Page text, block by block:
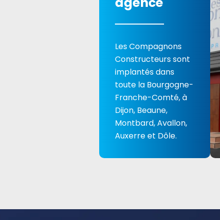
Les Compagnons
Constructeurs sont
implantés dans
toute la Bourgogne-
Franche-Comté, à
Dijon, Beaune,
Montbard, Avallon,
Auxerre et Dôle.